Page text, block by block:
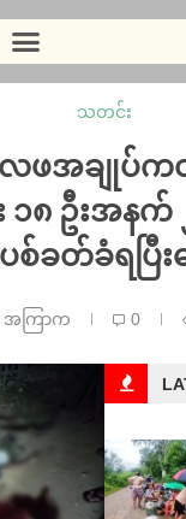
သတင်း
လဖအချုပ်က
၈ ဦးအနက် ၂
ပစ်ခတ်ခံရပြီ
အကြာက 0